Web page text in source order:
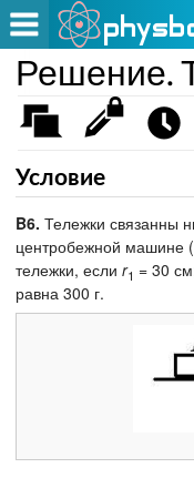
Решение.
Условие
B6. Тележки связанны
центробежной машине
тележки, если r1 = 30
равна 300 г.